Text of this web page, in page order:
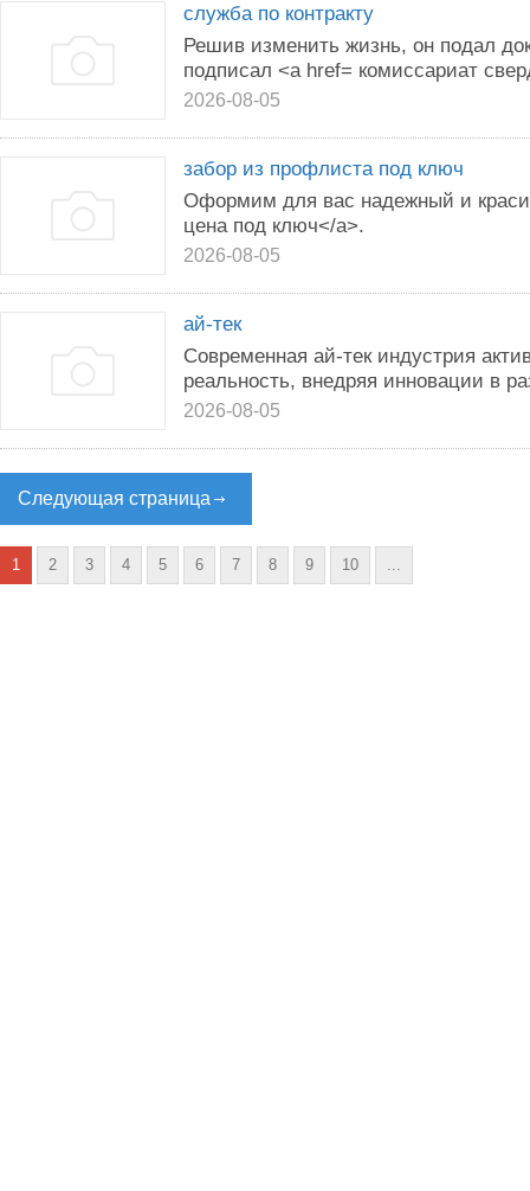
служба по контракту
Решив изменить жизнь, он подал
подписал <a href= комиссариат
2026-08-05
забор из профлиста под ключ
Оформим для вас надежный и
цена под ключ</a>.
2026-08-05
ай-тек
Современная ай-тек индустрия
реальность, внедряя инновации в
2026-08-05
Следующая страница
1 2 3 4 5 6 7 8 9 10 ...